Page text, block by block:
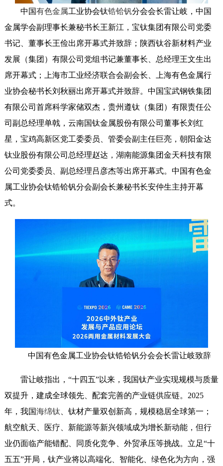
中国有色金属工业协会钛锆铪钒分会会长雷让岐，中国
金属学会副理事长兼秘书长王新江，宝钛集团有限公司党委
书记、董事长王俭出席开幕式并致辞；陕西钛谷新材料产业
发展（集团）有限公司党组书记兼董事长、总经理王文生出
席开幕式；上海市工业经济联合会副会长、上海有色金属行
业协会秘书长刘秋丽出席开幕式并致辞。中国宝武钢铁集团
有限公司首席科学家储双杰，贵州遵钛（集团）有限责任公
司副总经理单戟，云南国钛金属股份有限公司董事长刘红
星，宝鸡高新区党工委委员、管委会副主任巨亮，朝阳金达
钛业股份有限公司总经理赵达，湖南能源集团金天科技有限
公司党委委员、副总经理吕彦杰等出席开幕式。中国有色金
属工业协会钛锆铪钒分会副会长兼秘书长安仲生主持开幕
式。
中国有色金属工业协会钛锆铪钒分会会长雷让岐致辞
雷让岐指出，“十四五”以来，我国钛产业实现规模与质量
双提升，建成全球领先、配套完善的产业链供应链。2025
年，我国海绵钛、钛材产量双创新高，规模稳居全球第一；
航空航天、医疗、新能源等新兴领域成为增长新动能，但行
业仍面临产能错配、同质化竞争、外贸承压等挑战。立足“十
五五”开局，钛产业将以高端化、智能化、绿色化为方向，强